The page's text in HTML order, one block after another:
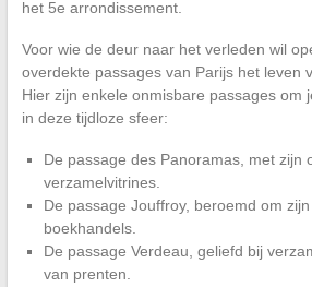
het 5e arrondissement.
Voor wie de deur naar het verleden wil
overdekte passages van Parijs het leven
Hier zijn enkele onmisbare passages om
in deze tijdloze sfeer:
De passage des Panoramas, met zijn
verzamelvitrines.
De passage Jouffroy, beroemd om
boekhandels.
De passage Verdeau, geliefd bij
van prenten.